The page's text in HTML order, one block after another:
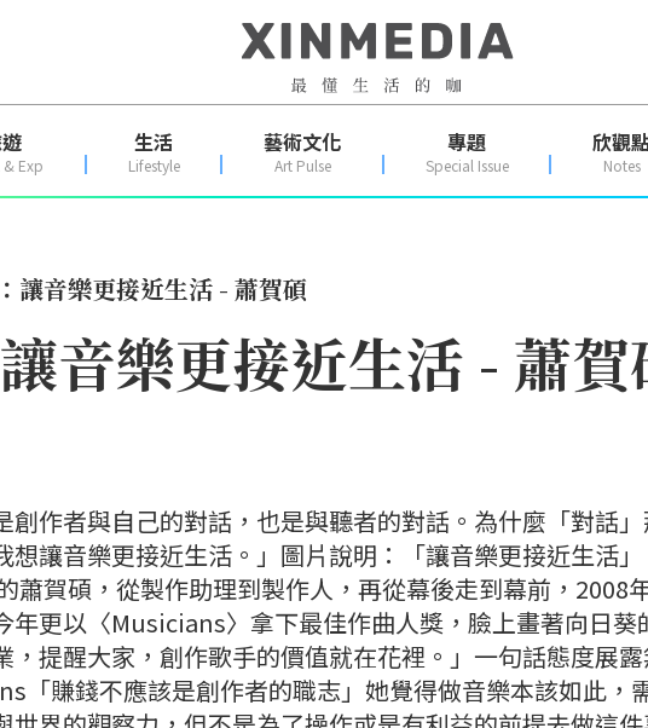
& Exp
生活
Lifestyle
藝術文化
Art Pulse
專題
Special Issue
欣觀
Notes
讓音樂更接近生活 - 蕭賀碩
音樂更接近生活 - 蕭賀
創作者與自己的對話，也是與聽者的對話。為什麼「對話
想讓音樂更接近生活。」圖片說明：「讓音樂更接近生活
蕭賀碩，從製作助理到製作人，再從幕後走到幕前，2008
年更以〈Musicians〉拿下最佳作曲人獎，臉上畫著向日葵
，提醒大家，創作歌手的價值就在花裡。」一句話態度展
「賺錢不應該是創作者的職志」她覺得做音樂本該如此，